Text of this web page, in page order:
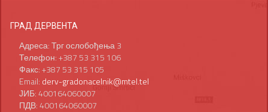
ГРАД ДЕРВЕНТА
Адреса: Трг ослобођења 3
Телефон: +387 53 315 106
Факс: +387 53 315 105
Email: derv-gradonacelnik@mtel.tel
ЈИБ: 400164060007
ПДВ: 400164060007